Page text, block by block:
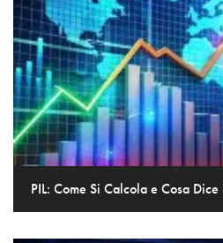
PIL: Come Si Calcola e Cosa